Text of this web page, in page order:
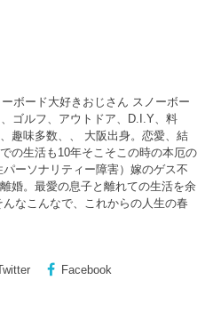
ボード大好きおじさん スノーボー
ゴルフ、アウトドア、D.I.Y、料
趣味多数、、 大阪出身。恋愛、結
の生活も10年そこそこの時の本厄の
ーソナリティー障害）嫁のゲス不
婚。最愛の息子と離れての生活を余
なこんなで、これからの人生の春
Facebook